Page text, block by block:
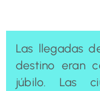
Las llegadas
destino eran
júbilo. Las